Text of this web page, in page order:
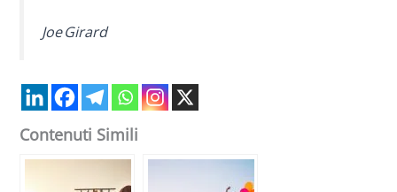
Joe Girard
Contenuti Simili